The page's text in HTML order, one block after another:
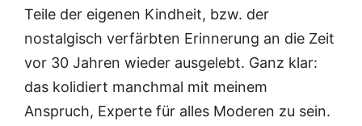
Teile der eigenen Kindheit, bzw. der
nostalgisch verfärbten Erinnerung an die Zeit
vor 30 Jahren wieder ausgelebt. Ganz klar:
das kolidiert manchmal mit meinem
Anspruch, Experte für alles Moderen zu sein.